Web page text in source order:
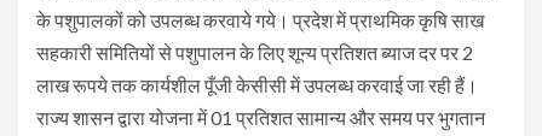
के पशुपालकों को उपलब्ध करवाये गये। प्रदेश में प्राथमिक कृषि साख
सहकारी समितियों से पशुपालन के लिए शून्य प्रतिशत ब्याज दर पर 2
लाख रूपये तक कार्यशील पूँजी केसीसी में उपलब्ध करवाई जा रही हैं।
राज्य शासन द्वारा योजना में 01 प्रतिशत सामान्य और समय पर भुगतान